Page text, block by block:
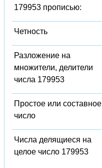
179953 прописью:
Четность
Разложение на
множители, делители
числа 179953
Простое или составное
число
Числа делящиеся на
целое число 179953